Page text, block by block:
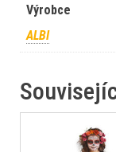
Výrobce
ALBI